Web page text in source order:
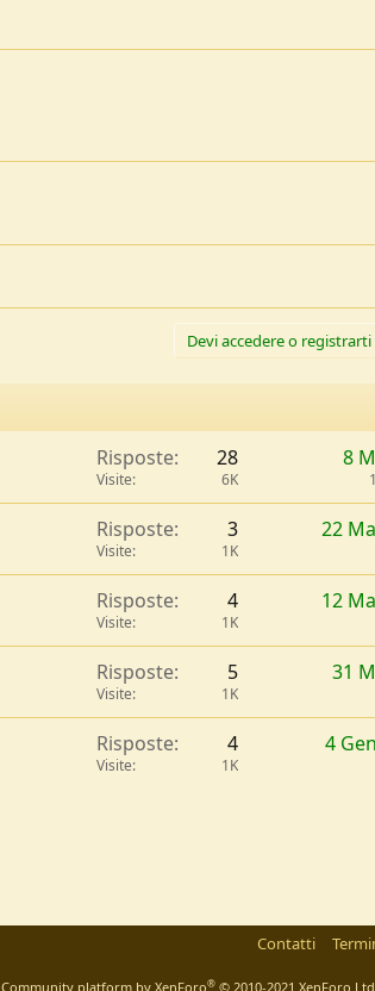
Devi accedere o
Risposte 28
Visite 6K
8
Risposte 3
Visite 1K
22
Risposte 4
Visite 1K
12
Risposte 5
Visite 1K
31
Risposte 4
Visite 1K
4
Contatti
Community platform by XenForo® © 2010-2021 XenForo Ltd.